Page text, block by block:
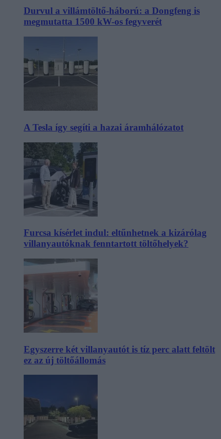
Durvul a villámtöltő-háború: a Dongfeng is
megmutatta 1500 kW-os fegyverét
A Tesla így segíti a hazai áramhálózatot
Furcsa kísérlet indul: eltűnhetnek a kizárólag
villanyautóknak fenntartott töltőhelyek?
Egyszerre két villanyautót is tíz perc alatt feltölt
ez az új töltőállomás